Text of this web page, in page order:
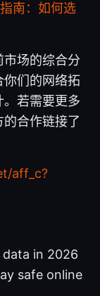
南：如何选
场的综合分
你们的网络拓
若需要更多
合作链接了
aff_c?
in 2026
safe online